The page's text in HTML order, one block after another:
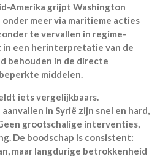
Amerika grijpt Washington
meer via maritieme acties
te vervallen in regime-
een herinterpretatie van de
behouden in de directe
middelen.
iets vergelijkbaars.
in Syrië zijn snel en hard,
grootschalige interventies,
De boodschap is consistent:
maar langdurige betrokkenheid